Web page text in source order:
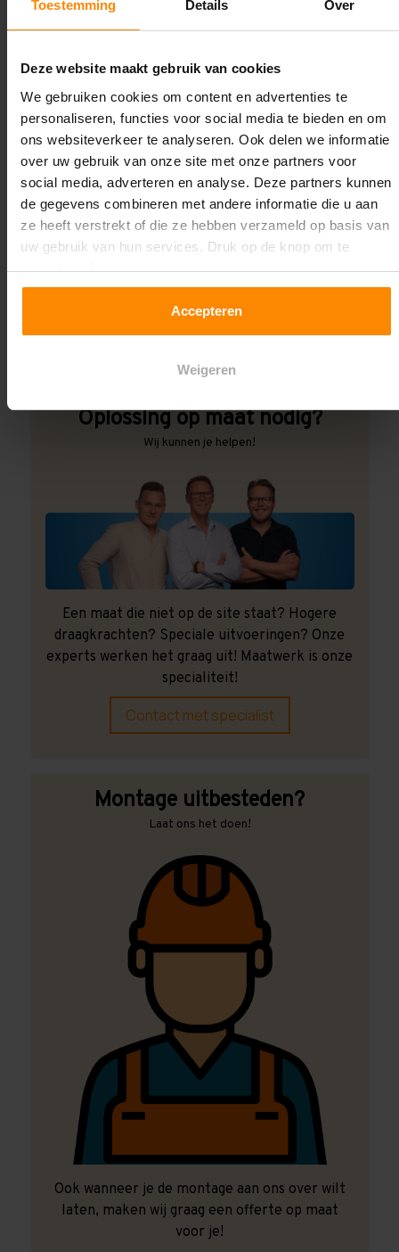
Toestemming Details Over
Deze website maakt gebruik van cookies
We gebruiken cookies om content en advertenties te
personaliseren, functies voor social media te bieden en om
ons websiteverkeer te analyseren. Ook delen we informatie
over uw gebruik van onze site met onze partners voor
social media, adverteren en analyse. Deze partners kunnen
de gegevens combineren met andere informatie die u aan
ze heeft verstrekt of die ze hebben verzameld op basis van
uw gebruik van hun services. Druk op de knop om te
accepteren!
Accepteren
Weigeren
Liggerlengte:
2.700 mm
Aantal niveaus:
4
Kleur staanders:
Galva
3.000 kg (1.000 kg per pallet)
Oplossing op maat nodig?
Wij kunnen je helpen!
Een maat die niet op de site staat? Hogere
draagkrachten? Speciale uitvoeringen? Onze
experts werken het graag uit! Maatwerk is onze
specialiteit!
Contact met specialist
Montage uitbesteden?
Laat ons het doen!
Ook wanneer je de montage aan ons over wilt
laten, maken wij graag een offerte op maat
voor je!